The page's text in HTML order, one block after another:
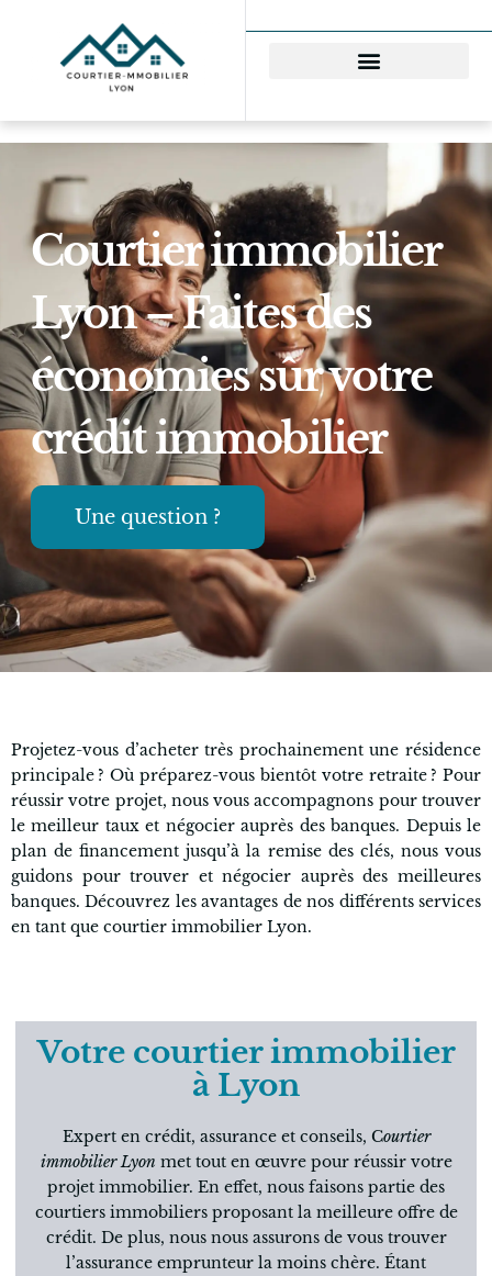
Courtier immobilier
Lyon – Faites des
économies sûr votre
crédit immobilier
Une question ?
Projetez-vous d’acheter très prochainement une résidence
principale ? Où préparez-vous bientôt votre retraite ? Pour
réussir votre projet, nous vous accompagnons pour trouver
le meilleur taux et négocier auprès des banques. Depuis le
plan de financement jusqu’à la remise des clés, nous vous
guidons pour trouver et négocier auprès des meilleures
banques. Découvrez les avantages de nos différents services
en tant que courtier immobilier Lyon.
Votre courtier immobilier
à Lyon
Expert en crédit, assurance et conseils, Courtier
immobilier Lyon met tout en œuvre pour réussir votre
projet immobilier. En effet, nous faisons partie des
courtiers immobiliers proposant la meilleure offre de
crédit. De plus, nous nous assurons de vous trouver
l’assurance emprunteur la moins chère. Étant